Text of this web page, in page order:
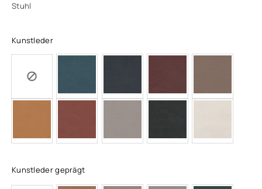
Stuhl
Kunstleder
Kunstleder geprägt